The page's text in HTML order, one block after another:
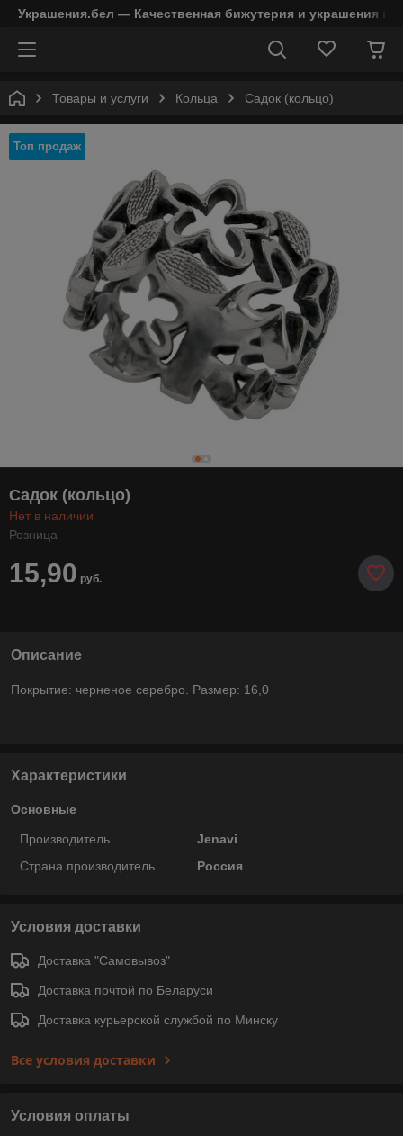
Украшения.бел — Качественная бижутерия и украшения в
Товары и услуги Кольца Садок (кольцо)
Топ продаж
Садок (кольцо)
Нет в наличии
Розница
15,90 руб.
Описание
Покрытие: черненое серебро. Размер: 16,0
Характеристики
Основные
Производитель
Jenavi
Страна производитель
Россия
Условия доставки
Доставка "Самовывоз"
Доставка почтой по Беларуси
Доставка курьерской службой по Минску
Все условия доставки
Условия оплаты